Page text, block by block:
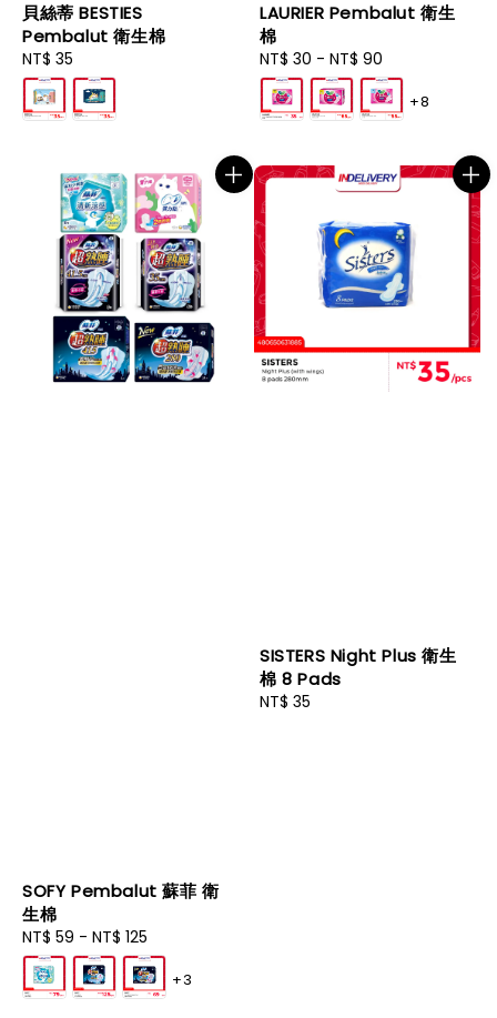
貝絲蒂 BESTIES
Pembalut 衛生棉
Regular
price
NT$ 35
LAURIER Pembalut 衛生
棉
Regular
price
NT$ 30 - NT$ 90
+8
SOFY Pembalut 蘇菲 衛
生棉
Regular
price
NT$ 59 - NT$ 125
+3
SISTERS Night Plus 衛生
棉 8 Pads
Regular
NT$ 35